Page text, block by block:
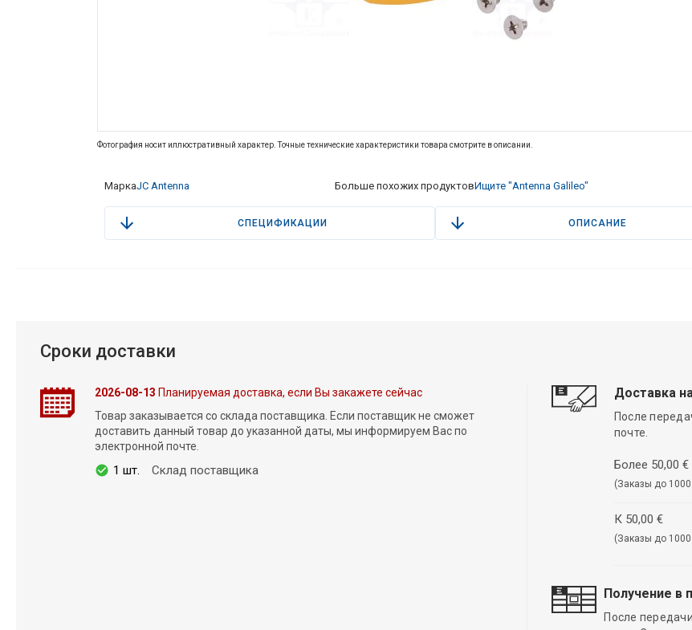
Фотография носит иллюстративный характер. Точные технические характеристики товара смотрите в описании.
МаркаJC Antenna Больше похожих продуктовИщите "Antenna Galileo"
СПЕЦИФИКАЦИИ ОПИСАНИЕ
Сроки доставки
2026-08-13 Планируемая доставка, если Вы закажете сейчас
Товар заказывается со склада поставщика. Если поставщик не сможет
доставить данный товар до указанной даты, мы информируем Вас по
электронной почте.
1 шт. Склад поставщика
Доставка
После
почте.
Более 50,00 €
(Заказы до 1000
К 50,00 €
(Заказы до 1000
Получение в
После